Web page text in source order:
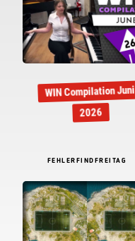
WIN Compilation Juni
2026
FEHLERFINDFREITAG